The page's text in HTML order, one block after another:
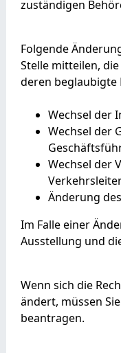
zuständigen
Folgende
Stelle mitteilen,
deren beglaubigte
Wechsel der
Wechsel der
Wechsel der
Änderung
Im Falle einer
Ausstellung und
Wenn sich die
ändert, müssen
beantragen.